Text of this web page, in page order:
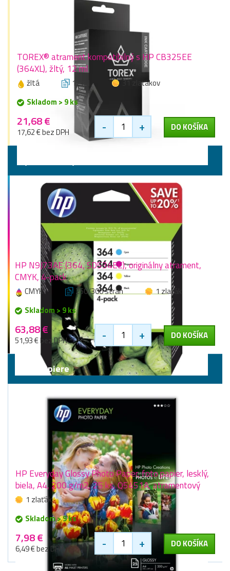
TOREX® atrament kompatibilný s HP CB325EE
(364XL), žltý, 12 ml
žltá 12 ml
31 zlaťákov
Skladom > 9 ks
21,68 €
17,62 € bez DPH - + DO KOŠÍKA
HP N9J73AE (364, SD534EE), originálny atrament,
CMYK, 4-pack
CMYK 250/300 stran
1 zlaťák
Skladom > 9 ks
63,88 €
51,93 € bez DPH - + DO KOŠÍKA
Fotopapiere
HP Everyday Glossy Photo Paper, foto papier, lesklý,
biela, A4, 200 g/m2, 25 ks, Q5451A, atramentový
1 zlaťák
Skladom > 9 ks
7,98 €
6,49 € bez DPH - + DO KOŠÍKA